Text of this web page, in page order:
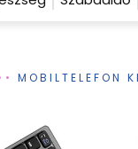
MOBILTELEFON